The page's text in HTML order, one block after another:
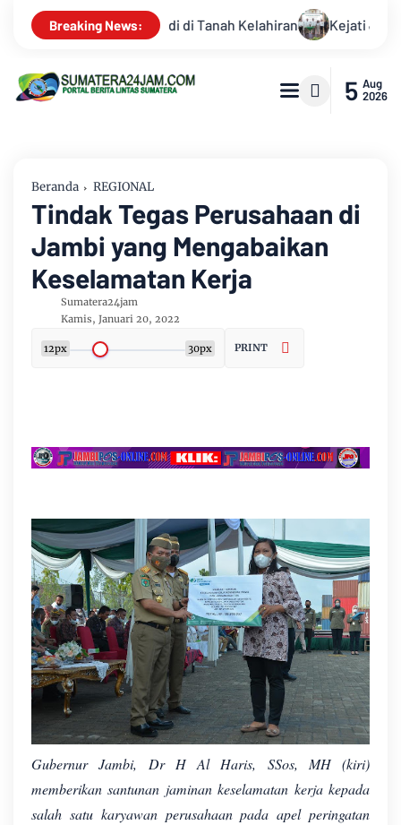
Breaking News:
Dan SKK Migas Sumbagsel Jalin Perjanjian Kerja Sama
5 Aug
2026
Beranda REGIONAL
Tindak Tegas Perusahaan di
Jambi yang Mengabaikan
Keselamatan Kerja
Sumatera24jam
Kamis, Januari 20, 2022
12px 30px PRINT
Gubernur Jambi, Dr H Al Haris, SSos, MH (kiri)
memberikan santunan jaminan keselamatan kerja kepada
salah satu karyawan perusahaan pada apel peringatan